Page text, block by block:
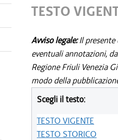
TESTO
Avviso legale:Il
eventuali annotazioni,
Regione Friuli Venezia
modo della
Scegli il testo:
TESTO VIGENTE
TESTO STORICO